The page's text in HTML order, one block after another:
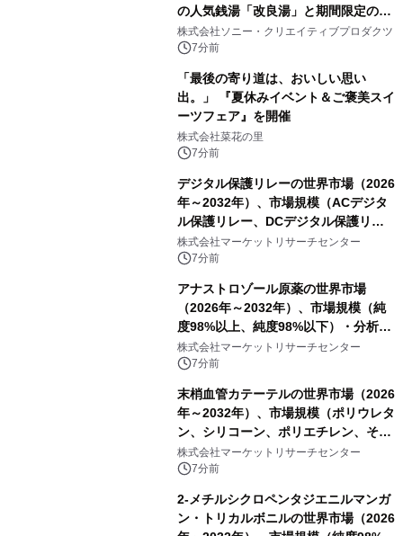
の人気銭湯「改良湯」と期間限定のコ
ラボレーション サウナイキタイコラ
ボグッズも発売決定！
株式会社ソニー・クリエイティブプロダクツ
7分前
「最後の寄り道は、おいしい思い
出。」 『夏休みイベント＆ご褒美スイ
ーツフェア』を開催
株式会社菜花の里
7分前
デジタル保護リレーの世界市場（2026
年～2032年）、市場規模（ACデジタ
ル保護リレー、DCデジタル保護リレ
ー）・分析レポートを発表
株式会社マーケットリサーチセンター
7分前
アナストロゾール原薬の世界市場
（2026年～2032年）、市場規模（純
度98%以上、純度98%以下）・分析レ
ポートを発表
株式会社マーケットリサーチセンター
7分前
末梢血管カテーテルの世界市場（2026
年～2032年）、市場規模（ポリウレタ
ン、シリコーン、ポリエチレン、その
他）・分析レポートを発表
株式会社マーケットリサーチセンター
7分前
2-メチルシクロペンタジエニルマンガ
ン・トリカルボニルの世界市場（2026